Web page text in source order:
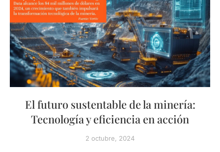
El futuro sustentable de la minería:
Tecnología y eficiencia en acción
2 octubre, 2024